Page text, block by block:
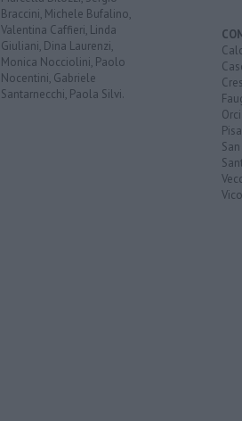
Braccini, Michele Bufalino,
Valentina Caffieri, Linda
Giuliani, Dina Laurenzi,
Monica Nocciolini, Paolo
Nocentini, Gabriele
Santarnecchi, Paola Silvi.
Pisa